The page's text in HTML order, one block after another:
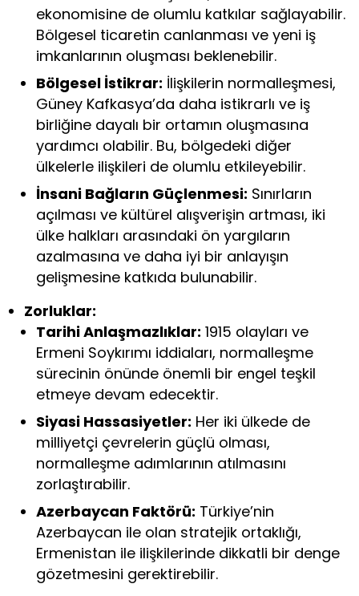
ekonomisine de olumlu katkılar sağlayabilir.
Bölgesel ticaretin canlanması ve yeni iş
imkanlarının oluşması beklenebilir.
Bölgesel İstikrar: İlişkilerin normalleşmesi,
Güney Kafkasya’da daha istikrarlı ve iş
birliğine dayalı bir ortamın oluşmasına
yardımcı olabilir. Bu, bölgedeki diğer
ülkelerle ilişkileri de olumlu etkileyebilir.
İnsani Bağların Güçlenmesi: Sınırların
açılması ve kültürel alışverişin artması, iki
ülke halkları arasındaki ön yargıların
azalmasına ve daha iyi bir anlayışın
gelişmesine katkıda bulunabilir.
Zorluklar:
Tarihi Anlaşmazlıklar: 1915 olayları ve
Ermeni Soykırımı iddiaları, normalleşme
sürecinin önünde önemli bir engel teşkil
etmeye devam edecektir.
Siyasi Hassasiyetler: Her iki ülkede de
milliyetçi çevrelerin güçlü olması,
normalleşme adımlarının atılmasını
zorlaştırabilir.
Azerbaycan Faktörü: Türkiye’nin
Azerbaycan ile olan stratejik ortaklığı,
Ermenistan ile ilişkilerinde dikkatli bir denge
gözetmesini gerektirebilir.